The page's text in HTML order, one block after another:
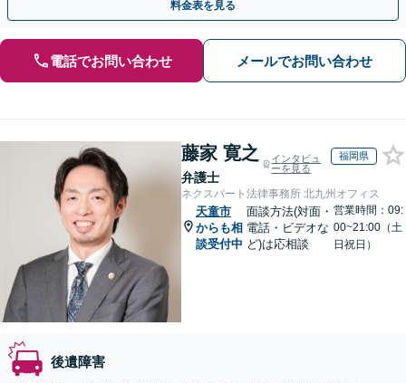
料金表を見る
電話でお問い合わせ メールでお問い合わせ
藤家 寛之
弁護士
インタビュ
ーを見る
福岡県
ネクスパート法律事務所 北九州オフィス
天童市
からも相
談受付中
面談方法(対面・
電話・ビデオな
ど)は応相談
営業時間：09:
00~21:00（土
日祝日）
後遺障害